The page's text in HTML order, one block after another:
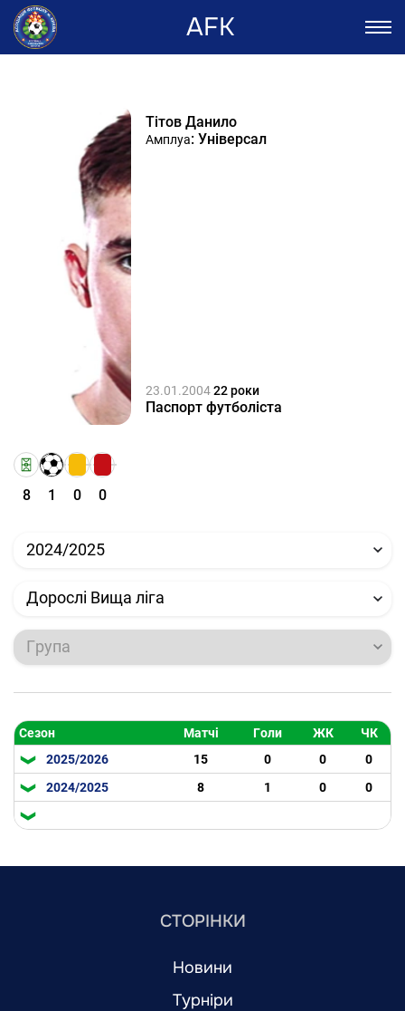
AFK
Тітов Данило
Амплуа: Універсал
23.01.200422 роки
Паспорт футболіста
8 1 0 0
2024/2025
Дорослі Вища ліга
Група
Сезон Матчі Голи ЖК
ЧК
2025/2026
15 0 0
0
2024/2025
8 1 0 0
СТОРІНКИ
Новини
Турніри